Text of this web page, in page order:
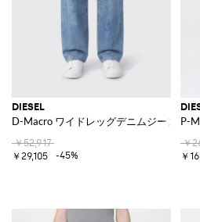
DIESEL
D-Macro ワイドレッグデニムジーンズ
￥52,917
￥29,105
-45%
P-
￥
￥